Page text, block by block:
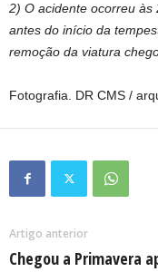
2) O acidente ocorreu às
antes do início da
remoção da viatura
Fotografia. DR CMS /
Artigo anterior
Chegou a Primavera